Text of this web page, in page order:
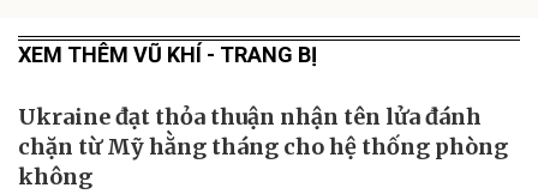
XEM THÊM VŨ KHÍ - TRANG BỊ
Ukraine đạt thỏa thuận nhận tên lửa đánh
chặn từ Mỹ hằng tháng cho hệ thống phòng
không